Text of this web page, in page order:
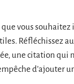
vous
Réfléchissez au
une citation qui
d’ajouter